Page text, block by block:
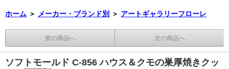
ホーム ＞ メーカー・ブランド別 ＞ アートギャラリーフローレ
前の商品へ 次の商品へ
ソフトモールド C-856 ハウス＆クモの巣厚焼きクッ